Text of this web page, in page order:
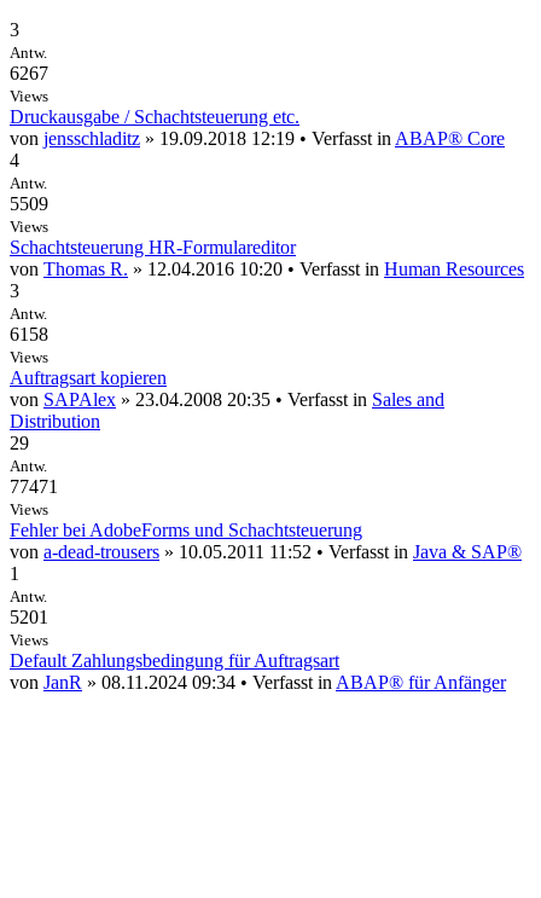
3
Antw.
6267
Views
Druckausgabe / Schachtsteuerung etc.
von jensschladitz » 19.09.2018 12:19 • Verfasst in ABAP® Core
4
Antw.
5509
Views
Schachtsteuerung HR-Formulareditor
von Thomas R. » 12.04.2016 10:20 • Verfasst in Human Resources
3
Antw.
6158
Views
Auftragsart kopieren
von SAPAlex » 23.04.2008 20:35 • Verfasst in Sales and
Distribution
29
Antw.
77471
Views
Fehler bei AdobeForms und Schachtsteuerung
von a-dead-trousers » 10.05.2011 11:52 • Verfasst in Java & SAP®
1
Antw.
5201
Views
Default Zahlungsbedingung für Auftragsart
von JanR » 08.11.2024 09:34 • Verfasst in ABAP® für Anfänger